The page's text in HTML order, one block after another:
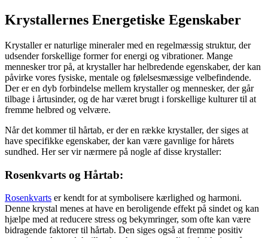
Krystallernes Energetiske Egenskaber
Krystaller er naturlige mineraler med en regelmæssig struktur, der
udsender forskellige former for energi og vibrationer. Mange
mennesker tror på, at krystaller har helbredende egenskaber, der kan
påvirke vores fysiske, mentale og følelsesmæssige velbefindende.
Der er en dyb forbindelse mellem krystaller og mennesker, der går
tilbage i årtusinder, og de har været brugt i forskellige kulturer til at
fremme helbred og velvære.
Når det kommer til hårtab, er der en række krystaller, der siges at
have specifikke egenskaber, der kan være gavnlige for hårets
sundhed. Her ser vir nærmere på nogle af disse krystaller:
Rosenkvarts og Hårtab:
Rosenkvarts er kendt for at symbolisere kærlighed og harmoni.
Denne krystal menes at have en beroligende effekt på sindet og kan
hjælpe med at reducere stress og bekymringer, som ofte kan være
bidragende faktorer til hårtab. Den siges også at fremme positiv